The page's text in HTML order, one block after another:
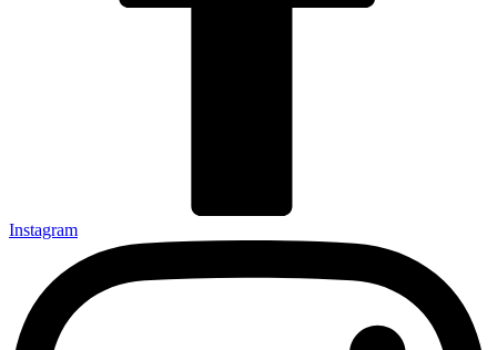
Instagram